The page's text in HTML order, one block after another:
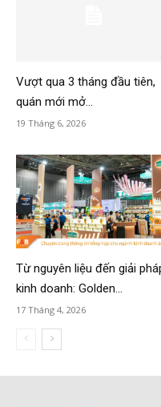
Vượt qua 3 tháng đầu tiên,
quán mới mở...
19 Tháng 6, 2026
Từ nguyên liệu đến giải
kinh doanh: Golden...
17 Tháng 4, 2026